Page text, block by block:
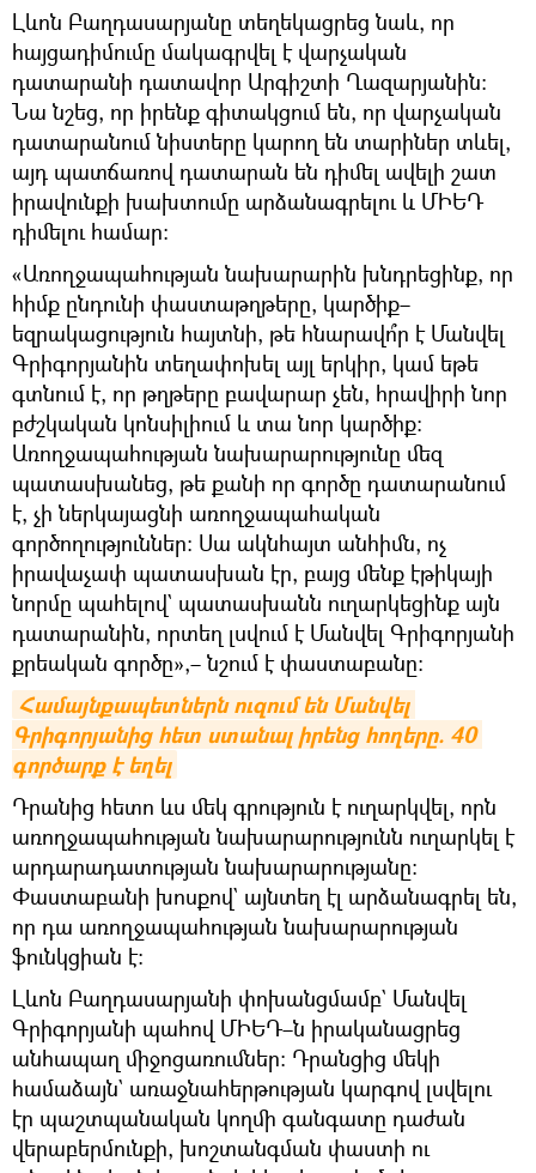
Լևոն Բաղդասարյանը տեղեկացրեց նաև, որ
հայցադիմումը մակագրվել է վարչական
դատարանի դատավոր Արգիշտի Ղազարյանին:
Նա նշեց, որ իրենք գիտակցում են, որ վարչական
դատարանում նիստերը կարող են տարիներ տևել,
այդ պատճառով դատարան են դիմել ավելի շատ
իրավունքի խախտումը արձանագրելու և ՄԻԵԴ
դիմելու համար:
«Առողջապահության նախարարին խնդրեցինք, որ
հիմք ընդունի փաստաթղթերը, կարծիք–
եզրակացություն հայտնի, թե հնարավո՞ր է Մանվել
Գրիգորյանին տեղափոխել այլ երկիր, կամ եթե
գտնում է, որ թղթերը բավարար չեն, հրավիրի նոր
բժշկական կոնսիլիում և տա նոր կարծիք։
Առողջապահության նախարարությունը մեզ
պատասխանեց, թե քանի որ գործը դատարանում
է, չի ներկայացնի առողջապահական
գործողություններ։ Սա ակնհայտ անհիմն, ոչ
իրավաչափ պատասխան էր, բայց մենք էթիկայի
նորմը պահելով` պատասխանն ուղարկեցինք այն
դատարանին, որտեղ լսվում է Մանվել Գրիգորյանի
քրեական գործը»,– նշում է փաստաբանը։
Համայնքապետներն ուզում են Մանվել
Գրիգորյանից հետ ստանալ իրենց հողերը. 40
գործարք է եղել
Դրանից հետո ևս մեկ գրություն է ուղարկվել, որն
առողջապահության նախարարությունն ուղարկել է
արդարադատության նախարարությանը։
Փաստաբանի խոսքով` այնտեղ էլ արձանագրել են,
որ դա առողջապահության նախարարության
ֆունկցիան է։
Լևոն Բաղդասարյանի փոխանցմամբ` Մանվել
Գրիգորյանի պահով ՄԻԵԴ–ն իրականացրեց
անհապաղ միջոցառումներ։ Դրանցից մեկի
համաձայն` առաջնահերթության կարգով լսվելու
էր պաշտպանական կողմի գանգատը դաժան
վերաբերմունքի, խոշտանգման փաստի ու